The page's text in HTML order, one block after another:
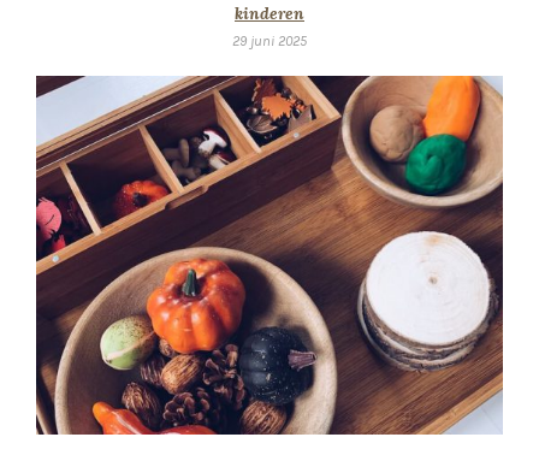
kinderen
29 juni 2025